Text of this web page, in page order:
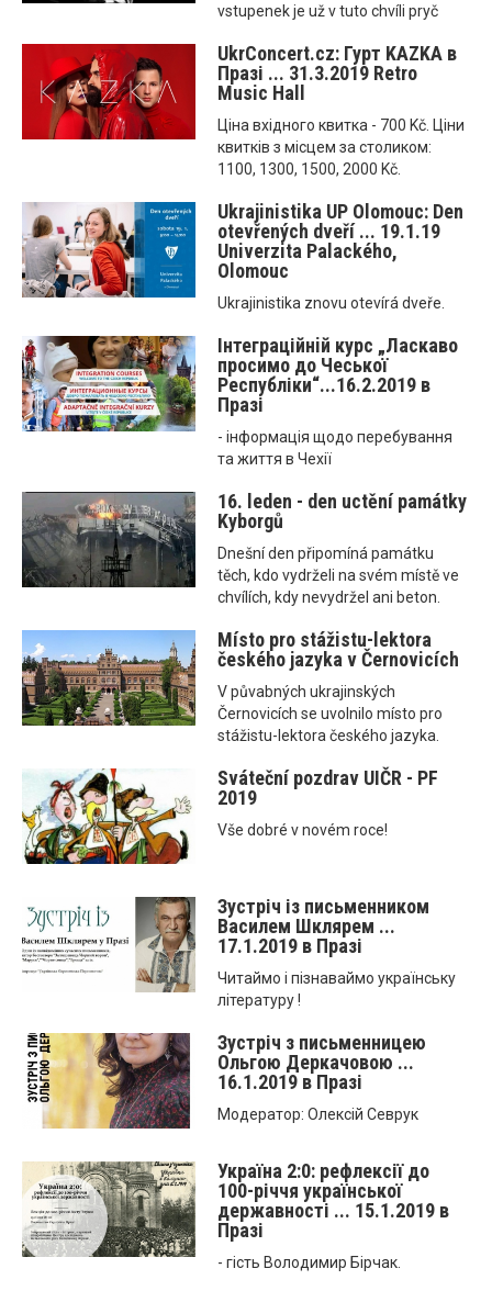
vstupenek je už v tuto chvíli pryč
UkrConcert.cz: Гурт KAZKA в
Празі ... 31.3.2019 Retro
Music Hall
Ціна вхідного квитка - 700 Kč. Ціни
квитків з місцем за столиком:
1100, 1300, 1500, 2000 Kč.
Ukrajinistika UP Olomouc: Den
otevřených dveří ... 19.1.19
Univerzita Palackého,
Olomouc
Ukrajinistika znovu otevírá dveře.
Інтеграційнiй курс „Ласкаво
просимо до Чеської
Республіки“...16.2.2019 в
Празі
- інформація щодо перебування
та життя в Чехії
16. leden - den uctění památky
Kyborgů
Dnešní den připomíná památku
těch, kdo vydrželi na svém místě ve
chvílích, kdy nevydržel ani beton.
Místo pro stážistu-lektora
českého jazyka v Černovicích
V půvabných ukrajinských
Černovicích se uvolnilo místo pro
stážistu-lektora českého jazyka.
Sváteční pozdrav UIČR - PF
2019
Vše dobré v novém roce!
Зустріч із письменником
Василем Шклярем ...
17.1.2019 в Празі
Читаймо і пізнаваймо українську
літературу !
Зустріч з письменницею
Ольгою Деркачовою ...
16.1.2019 в Празі
Модератор: Олексій Севрук
Україна 2:0: рефлексії до
100-річчя української
державності ... 15.1.2019 в
Празі
- гість Володимир Бірчак.